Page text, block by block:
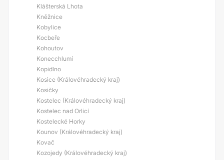
Klášterská Lhota
Kněžnice
Kobylice
Kocbeře
Kohoutov
Konecchlumí
Kopidlno
Kosice (Královéhradecký kraj)
Kosičky
Kostelec (Královéhradecký kraj)
Kostelec nad Orlicí
Kostelecké Horky
Kounov (Královéhradecký kraj)
Kovač
Kozojedy (Královéhradecký kraj)